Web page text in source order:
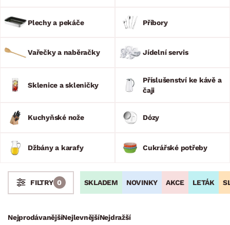
Plechy a pekáče Příbory
Vařečky a naběračky Jídelní servis
Sklenice a skleničky
Příslušenství ke kávě a
čaji
Kuchyňské nože Dózy
Džbány a karafy Cukrářské potřeby
SKLADEM NOVINKY AKCE LETÁK
FILTRY 0
NejprodávanějšíNejlevnějšíNejdražší